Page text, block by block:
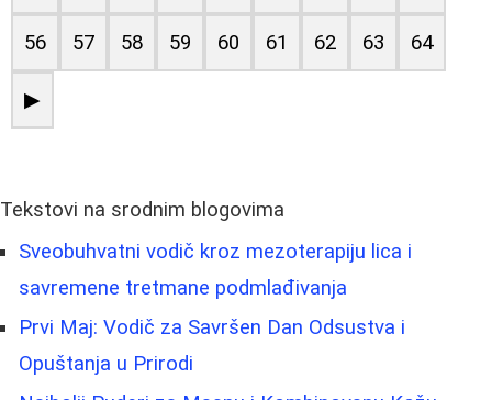
56 57 58 59 60 61 62 63 64
▶
Tekstovi na srodnim blogovima
Sveobuhvatni vodič kroz mezoterapiju lica i
savremene tretmane podmlađivanja
Prvi Maj: Vodič za Savršen Dan Odsustva i
Opuštanja u Prirodi